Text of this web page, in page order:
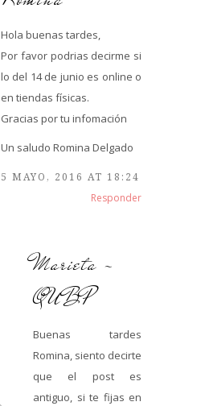
Hola buenas tardes,
Por favor podrias decirme si
lo del 14 de junio es online o
en tiendas físicas.
Gracias por tu infomación
Un saludo Romina Delgado
5 MAYO, 2016 AT 18:24
Responder
Marieta -
QUBP
Buenas tardes
Romina, siento decirte
que el post es
antiguo, si te fijas en